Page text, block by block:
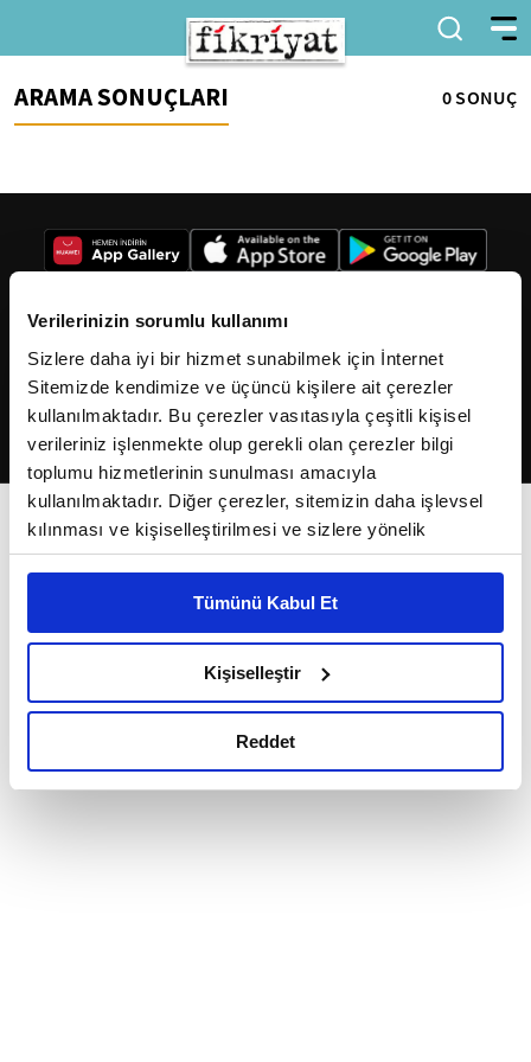
Verilerinizin sorumlu kullanımı
Sizlere daha iyi bir hizmet sunabilmek için İnternet
Sitemizde kendimize ve üçüncü kişilere ait çerezler
kullanılmaktadır. Bu çerezler vasıtasıyla çeşitli kişisel
verileriniz işlenmekte olup gerekli olan çerezler bilgi
toplumu hizmetlerinin sunulması amacıyla
kullanılmaktadır. Diğer çerezler, sitemizin daha işlevsel
kılınması ve kişiselleştirilmesi ve sizlere yönelik
reklam/pazarlama faaliyetlerinin yapılması, amaçlarıyla
Çerezlere ilişkin tercihlerinizi çerez paneli vasıtasıyla
belirleyebilirsiniz. Çerezlere ilişkin detaylı bilgi için
Ayarlar butonuna tıklayabilir,Çerez Bilgilendirme
Metnimizi ziyaret edebilirsiniz.
okumak ve sitemizi ziyaretiniz kapsamında
Tümünü Kabul Et
Kişiselleştir
Reddet
ARAMA SONUÇLARI 0 SONUÇ
2026Fikriyat. Tüm hakları saklıdır.